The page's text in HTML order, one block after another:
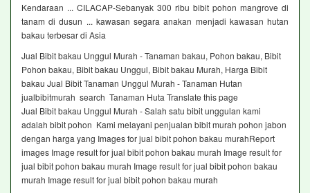
Kendaraan ... CILACAP-Sebanyak 300 ribu bibit pohon mangrove di
tanam di dusun ... kawasan segara anakan menjadi kawasan hutan
bakau terbesar di Asia
Jual Bibit bakau Unggul Murah - Tanaman bakau, Pohon bakau, Bibit
Pohon bakau, Bibit bakau Unggul, Bibit bakau Murah, Harga Bibit
bakau Jual Bibit Tanaman Unggul Murah - Tanaman Hutan
jualbibitmurah search Tanaman Huta Translate this page
Jual Bibit bakau Unggul Murah - Salah satu bibit unggulan kami
adalah bibit pohon Kami melayani penjualan bibit murah pohon jabon
dengan harga yang Images for jual bibit pohon bakau murahReport
images Image result for jual bibit pohon bakau murah Image result for
jual bibit pohon bakau murah Image result for jual bibit pohon bakau
murah Image result for jual bibit pohon bakau murah